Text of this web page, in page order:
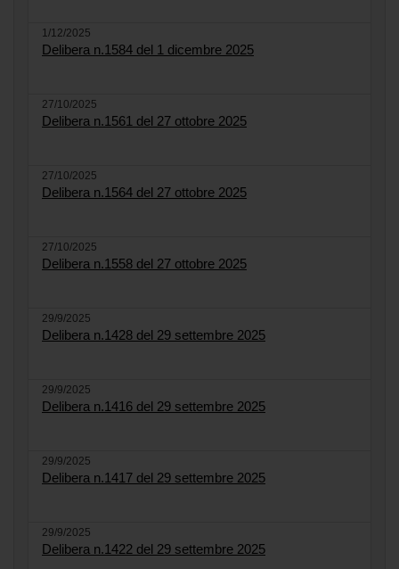
1/12/2025
Delibera n.1584 del 1 dicembre 2025
27/10/2025
Delibera n.1561 del 27 ottobre 2025
27/10/2025
Delibera n.1564 del 27 ottobre 2025
27/10/2025
Delibera n.1558 del 27 ottobre 2025
29/9/2025
Delibera n.1428 del 29 settembre 2025
29/9/2025
Delibera n.1416 del 29 settembre 2025
29/9/2025
Delibera n.1417 del 29 settembre 2025
29/9/2025
Delibera n.1422 del 29 settembre 2025